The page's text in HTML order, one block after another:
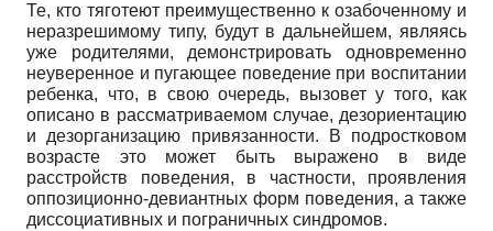
Те, кто тяготеют преимущественно к озабоченному и
неразрешимому типу, будут в дальнейшем, являясь
уже родителями, демонстрировать одновременно
неуверенное и пугающее поведение при воспитании
ребенка, что, в свою очередь, вызовет у того, как
описано в рассматриваемом случае, дезориентацию
и дезорганизацию привязанности. В подростковом
возрасте это может быть выражено в виде
расстройств поведения, в частности, проявления
оппозиционно-девиантных форм поведения, а также
диссоциативных и пограничных синдромов.